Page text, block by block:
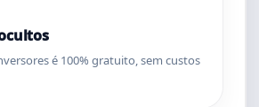
é 100% gratuito, sem custos